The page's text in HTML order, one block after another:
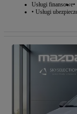
Usługi finansowe
Usługi